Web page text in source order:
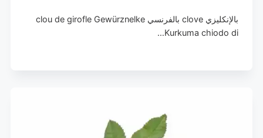
بالإنكليزي clove بالفرنسي clou de girofle Gewürznelke
Kurkuma chiodo di…